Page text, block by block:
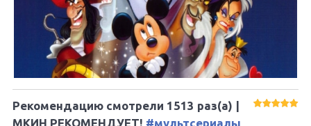
Рекомендацию смотрели 1513 раз(а) |
МКИН РЕКОМЕНДУЕТ! #мультсериалы